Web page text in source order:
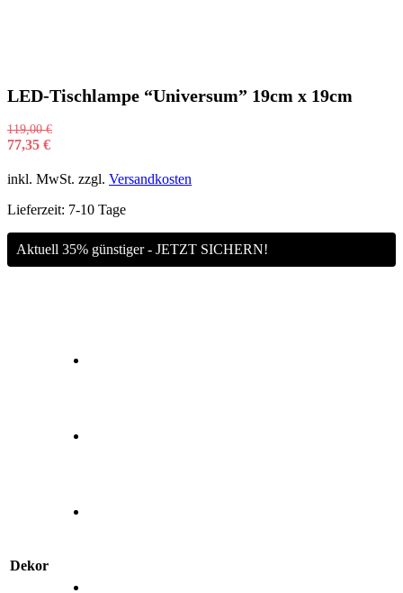
LED-Tischlampe “Universum” 19cm x 19cm
119,00€
77,35 €
inkl. MwSt. zzgl. Versandkosten
Lieferzeit: 7-10 Tage
Aktuell 35% günstiger - JETZT SICHERN!
Dekor